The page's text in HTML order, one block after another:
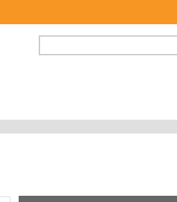
FORMULAIRE DE